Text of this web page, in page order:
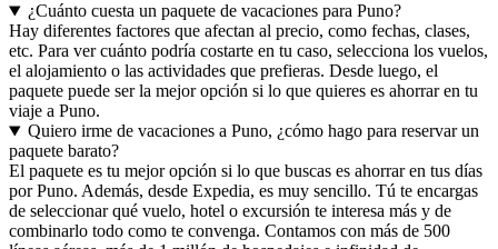
¿Cuánto cuesta un paquete de vacaciones para Puno?
Hay diferentes factores que afectan al precio, como fechas, clases,
etc. Para ver cuánto podría costarte en tu caso, selecciona los vuelos,
el alojamiento o las actividades que prefieras. Desde luego, el
paquete puede ser la mejor opción si lo que quieres es ahorrar en tu
viaje a Puno.
Quiero irme de vacaciones a Puno, ¿cómo hago para reservar un
paquete barato?
El paquete es tu mejor opción si lo que buscas es ahorrar en tus días
por Puno. Además, desde Expedia, es muy sencillo. Tú te encargas
de seleccionar qué vuelo, hotel o excursión te interesa más y de
combinarlo todo como te convenga. Contamos con más de 500